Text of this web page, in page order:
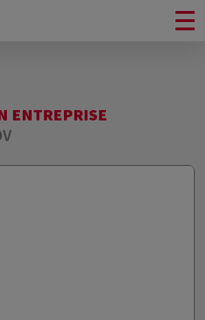
ENTREPRISE